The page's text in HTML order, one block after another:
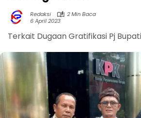
Redaksi
2 Min Baca
6 April 2023
Terkait Dugaan Gratifikasi Pj